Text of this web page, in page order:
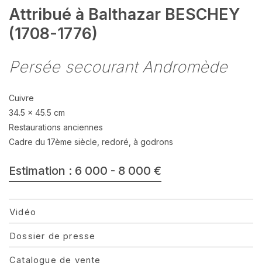
Attribué à Balthazar BESCHEY
(1708-1776)
Persée secourant Andromède
Cuivre
34.5 x 45.5 cm
Restaurations anciennes
Cadre du 17ème siècle, redoré, à godrons
Estimation : 6 000 - 8 000 €
Vidéo
Dossier de presse
Catalogue de vente